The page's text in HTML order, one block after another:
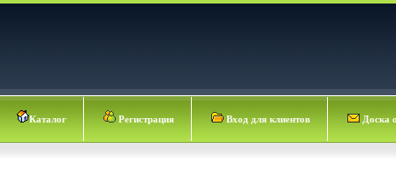
Каталог Регистрация Вход для клиентов Доска